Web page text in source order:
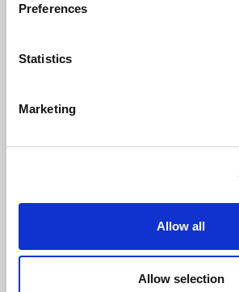
Preferences
Statistics
Marketing
Allow all
Allow selection
業務省力化と利便性向上